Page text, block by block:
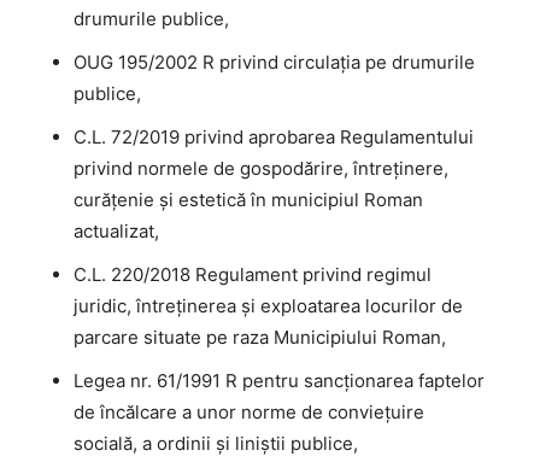
drumurile publice,
OUG 195/2002 R privind circulaţia pe drumurile
publice,
C.L. 72/2019 privind aprobarea Regulamentului
privind normele de gospodărire, întreţinere,
curăţenie şi estetică în municipiul Roman
actualizat,
C.L. 220/2018 Regulament privind regimul
juridic, întreţinerea şi exploatarea locurilor de
parcare situate pe raza Municipiului Roman,
Legea nr. 61/1991 R pentru sancţionarea faptelor
de încălcare a unor norme de convieţuire
socială, a ordinii şi liniştii publice,